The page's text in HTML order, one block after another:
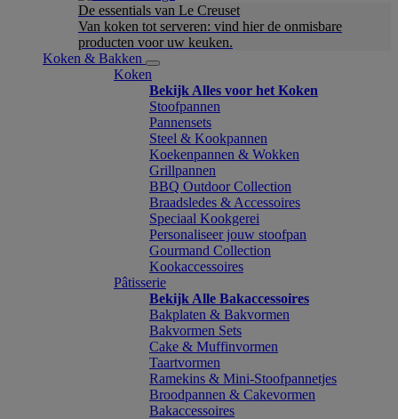
De essentials van Le Creuset
Van koken tot serveren: vind hier de onmisbare
producten voor uw keuken.
Koken & Bakken
Koken
Bekijk Alles voor het Koken
Stoofpannen
Pannensets
Steel & Kookpannen
Koekenpannen & Wokken
Grillpannen
BBQ Outdoor Collection
Braadsledes & Accessoires
Speciaal Kookgerei
Personaliseer jouw stoofpan
Gourmand Collection
Kookaccessoires
Pâtisserie
Bekijk Alle Bakaccessoires
Bakplaten & Bakvormen
Bakvormen Sets
Cake & Muffinvormen
Taartvormen
Ramekins & Mini-Stoofpannetjes
Broodpannen & Cakevormen
Bakaccessoires